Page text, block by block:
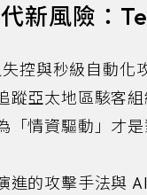
新風險：
控與秒級自動化
蹤亞太地區駭客
「情資驅動」才
進的攻擊手法與